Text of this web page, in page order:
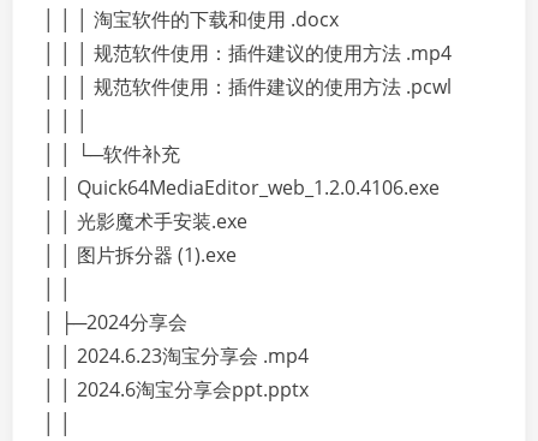
│ │ │ 淘宝软件的下载和使用 .docx
│ │ │ 规范软件使用：插件建议的使用方法 .mp4
│ │ │ 规范软件使用：插件建议的使用方法 .pcwl
│ │ └─软件补充
│ │ Quick64MediaEditor_web_1.2.0.4106.exe
│ │ 光影魔术手安装.exe
│ │ 图片拆分器 (1).exe
│ ├─2024分享会
│ │ 2024.6.23淘宝分享会 .mp4
│ │ 2024.6淘宝分享会ppt.pptx